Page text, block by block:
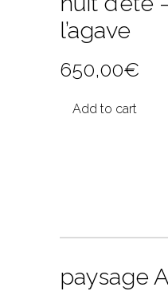
l’agave
650,00€
Add to cart
paysage